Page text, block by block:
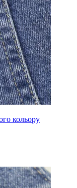
кольору